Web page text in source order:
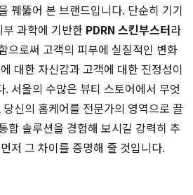
꿰뚫어 본 브랜드입니다. 단순히 기기
과학에 기반한 PDRN 스킨부스터라
으로써 고객의 피부에 실질적인 변화
대한 자신감과 고객에 대한 진정성이
서울의 수많은 뷰티 스토어에서 무엇
신의 홈케어를 전문가의 영역으로 끌
합 솔루션을 경험해 보시길 강력히 추
저 그 차이를 증명해 줄 것입니다.